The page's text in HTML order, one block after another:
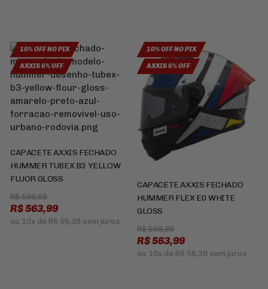
10% OFF NO PIX
AXXIS 6% OFF
CAPACETE AXXIS FECHADO
HUMMER TUBEX B3 YELLOW
FLUOR GLOSS
R$ 599,99
R$ 563,99
ou 10x de R$ 56,39 sem juros
10% OFF NO PIX
AXXIS 6% OFF
CAPACETE AXXIS FECHADO
HUMMER FLEX E0 WHITE
GLOSS
R$ 599,99
R$ 563,99
ou 10x de R$ 56,39 sem juros